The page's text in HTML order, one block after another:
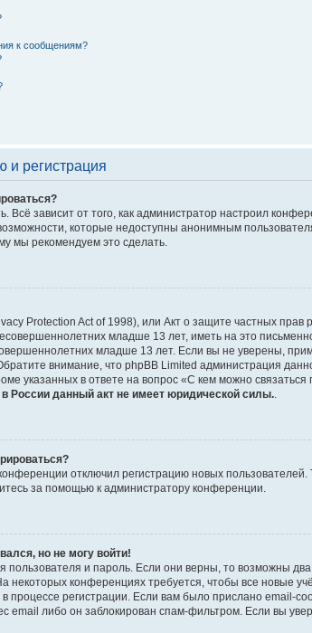
к сообщениям?
и регистрация
Всё зависит от того, как администратор настроил
которые недоступны анонимным
мы рекомендуем это сделать.
Protection Act of 1998), или Акт о защите частных
младше 13 лет, иметь на это
младше 13 лет. Если вы не уверены,
внимание, что phpBB Limited администрация
указанных в ответе на вопрос «С кем можно
России данный акт не имеет юридической силы..
отключил регистрацию новых
за помощью к администратору конференции.
но не могу войти!
пользователя и пароль. Если они верны, то возможны
некоторых конференциях требуется, чтобы все новые
процессе регистрации. Если вам было прислано email-
email либо он заблокирован спам-фильтром. Если вы